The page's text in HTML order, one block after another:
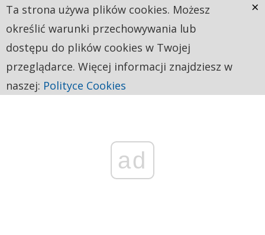
ad
Ta strona używa plików cookies. Możesz
określić warunki przechowywania lub
dostępu do plików cookies w Twojej
przeglądarce. Więcej informacji znajdziesz w
naszej: Polityce Cookies
×